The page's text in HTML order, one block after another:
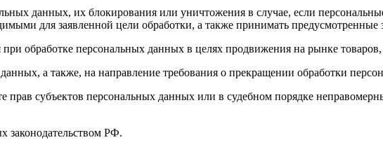
данных, их блокирования или уничтожения в случае, если
для заявленной цели обработки, а также принимать
обработке персональных данных в целях продвижения на рынке товаров,
а также, на направление требования о прекращении обработки
субъектов персональных данных или в судебном порядке
законодательством РФ.